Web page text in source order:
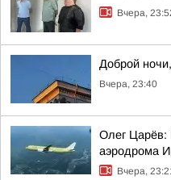
Вчера,
Доброй
Вчера, 23:40
Олег Царёв:
аэродрома
Вчера,